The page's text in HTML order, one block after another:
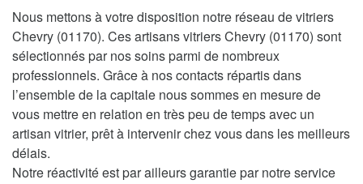
Nous mettons à votre disposition notre réseau de vitriers
Chevry (01170). Ces artisans vitriers Chevry (01170) sont
sélectionnés par nos soins parmi de nombreux
professionnels. Grâce à nos contacts répartis dans
l’ensemble de la capitale nous sommes en mesure de
vous mettre en relation en très peu de temps avec un
artisan vitrier, prêt à intervenir chez vous dans les meilleurs
délais.
Notre réactivité est par ailleurs garantie par notre service